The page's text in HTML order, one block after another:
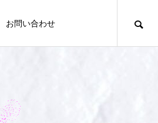
お問い合わせ